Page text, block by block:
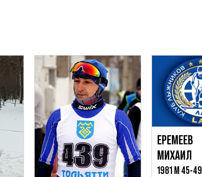
ЕРЕМЕЕВ
МИХАИЛ
1981 М 45-49